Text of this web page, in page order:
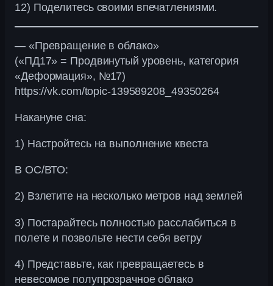
12) Поделитесь своими впечатлениями.
— «Превращение в облако»
(«ПД17» = Продвинутый уровень, категория
«Деформация», №17)
https://vk.com/topic-139589208_49350264
Накануне сна:
1) Настройтесь на выполнение квеста
В ОС/ВТО:
2) Взлетите на несколько метров над землей
3) Постарайтесь полностью расслабиться в
полете и позвольте нести себя ветру
4) Представьте, как превращаетесь в
невесомое полупрозрачное облако